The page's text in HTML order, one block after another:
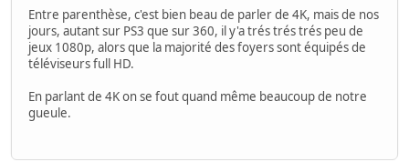
Entre parenthèse, c'est bien beau de parler de 4K, mais de nos
jours, autant sur PS3 que sur 360, il y'a trés trés trés peu de
jeux 1080p, alors que la majorité des foyers sont équipés de
téléviseurs full HD.
En parlant de 4K on se fout quand même beaucoup de notre
gueule.